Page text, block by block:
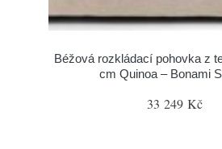
Béžová rozkládací pohovka z
cm Quinoa – Bonami
33 249 Kč